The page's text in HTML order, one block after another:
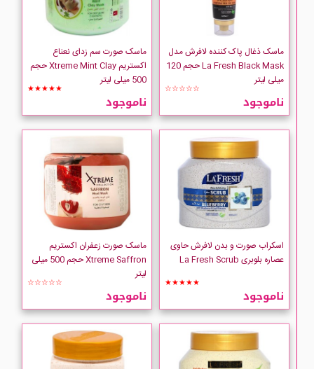
ماسک ذغال پاک کننده لافرش مدل
La Fresh Black Mask حجم 120
میلی لیتر
☆☆☆☆☆
ناموجود
ماسک صورت سم زدای نعناع
اکستریم Xtreme Mint Clay حجم
500 میلی لیتر
★★★★★
ناموجود
اسکراب صورت و بدن لافرش حاوی
عصاره بلوبری La Fresh Scrub
★★★★★
ناموجود
ماسک صورت زعفران اکستریم
Xtreme Saffron حجم 500 میلی
لیتر
☆☆☆☆☆
ناموجود